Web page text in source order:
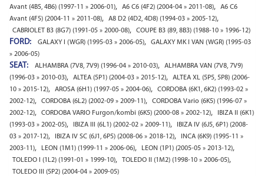
Avant (4B5, 4B6) (1997-11 » 2006-01), A6 C6 (4F2) (2004-04 » 2011-08),
A6 C6
Avant (4F5) (2004-11 » 2011-08), A8 D2 (4D2, 4D8) (1994-03 » 2005-12),
CABRIOLET B3 (8G7) (1991-05 » 2000-08), COUPE B3 (89, 8B3) (1988-10 » 1996-12)
FORD: GALAXY I (WGR) (1995-03 » 2006-05),
GALAXY MK I VAN (WGR) (1995-03
» 2006-05)
SEAT: ALHAMBRA (7V8, 7V9) (1996-04 » 2010-03),
ALHAMBRA VAN (7V8, 7V9)
(1996-03 » 2010-03), ALTEA (5P1) (2004-03 » 2015-12),
ALTEA XL (5P5, 5P8) (2006-
10 » 2015-12), AROSA (6H1) (1997-05 » 2004-06),
CORDOBA (6K1, 6K2) (1993-02 »
2002-12), CORDOBA (6L2) (2002-09 » 2009-11),
CORDOBA Vario (6K5) (1996-07 »
2002-12), CORDOBA VARIO Furgon/kombi (6K5) (2000-08 » 2002-12),
IBIZA II (6K1)
(1993-03 » 2002-05), IBIZA III (6L1) (2002-02 » 2009-11),
IBIZA IV (6J5, 6P1) (2008-
03 » 2017-12), IBIZA IV SC (6J1, 6P5) (2008-06 » 2018-12),
INCA (6K9) (1995-11 »
2003-11), LEON (1M1) (1999-11 » 2006-06), LEON (1P1) (2005-05 » 2013-12),
TOLEDO I (1L2) (1991-01 » 1999-10), TOLEDO II (1M2) (1998-10 » 2006-05),
TOLEDO III (5P2) (2004-04 » 2009-05)